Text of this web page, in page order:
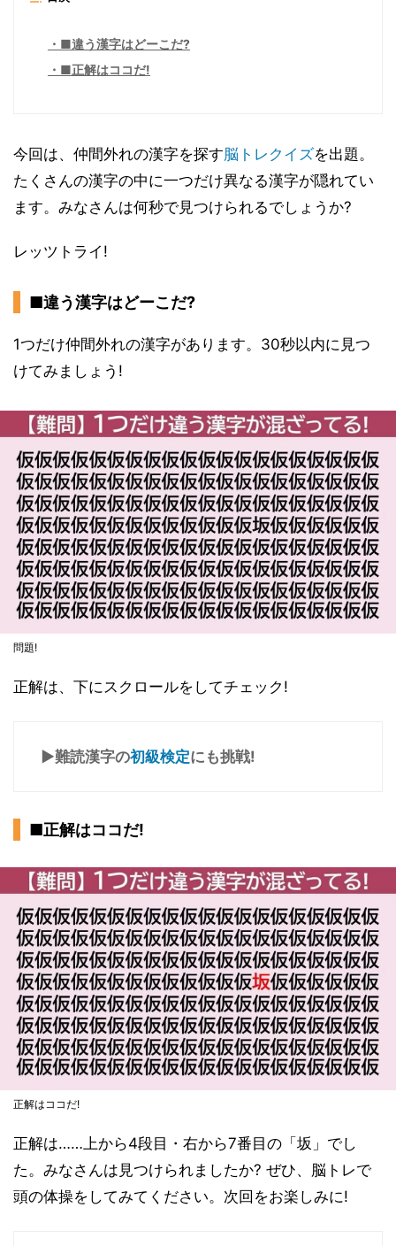
■違う漢字はどーこだ?
■正解はココだ!
今回は、仲間外れの漢字を探す脳トレ クイズを出題。
たくさんの漢字の中に一つだけ異なる漢字が隠れてい
ます。みなさんは何秒で見つけられるでしょうか?
レッツトライ!
■違う漢字はどーこだ?
1つだけ仲間外れの漢字があります。30秒以内に見つ
けてみましょう!
問題!
正解は、下にスクロールをしてチェック!
▶難読漢字の初級検定にも挑戦!
■正解はココだ!
正解はココだ!
正解は……上から4段目・右から7番目の「坂」でし
た。みなさんは見つけられましたか? ぜひ、脳トレで
頭の体操をしてみてください。次回をお楽しみに!